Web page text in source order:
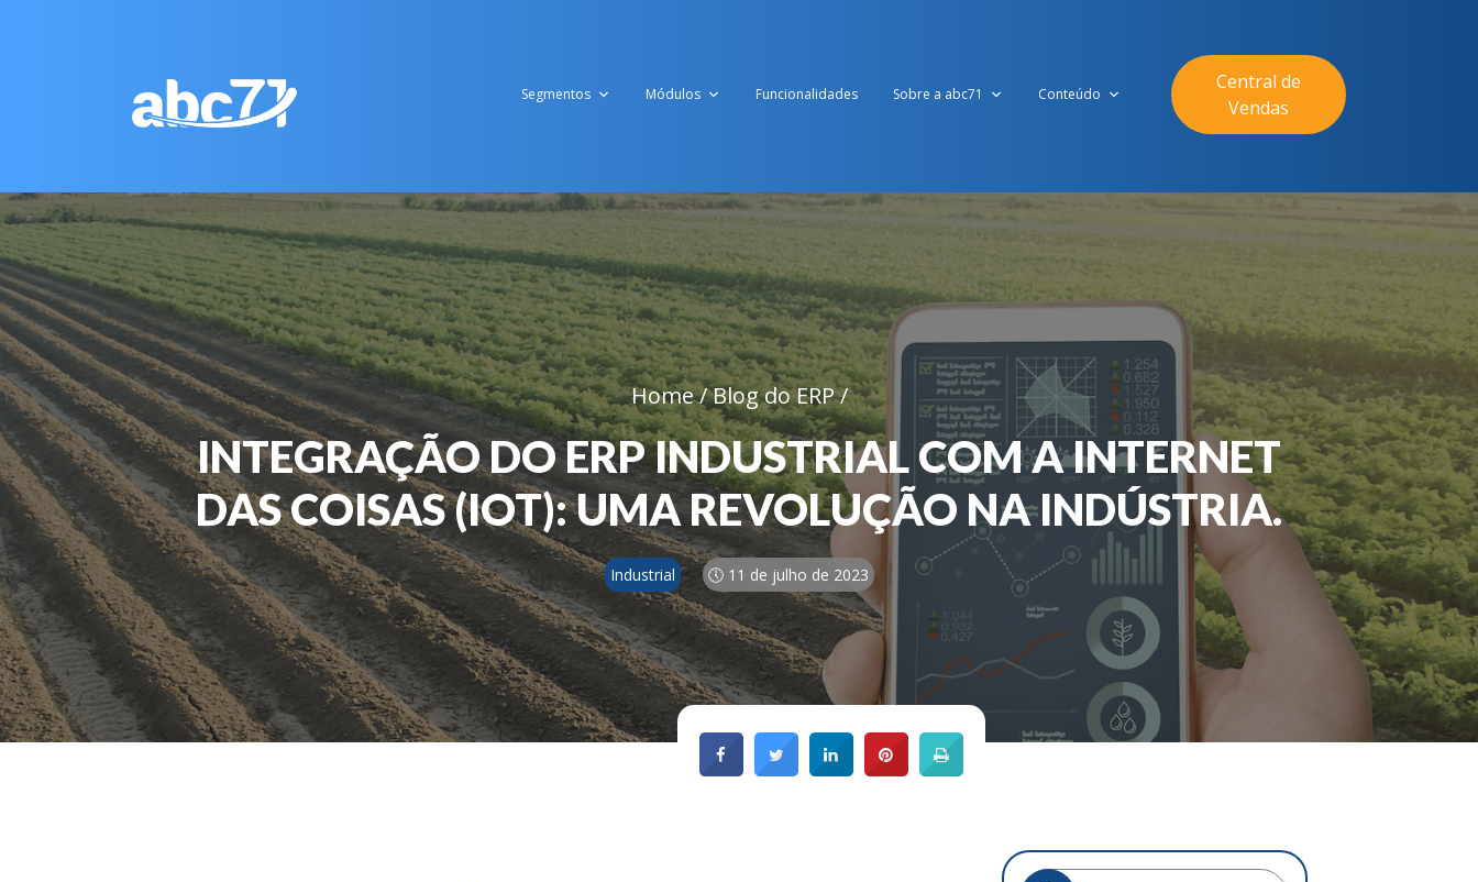
Segmentos Módulos Funcionalidades Sobre a abc71 Conteúdo
Central de
Vendas
Home /Blog do ERP /
INTEGRAÇÃO DO ERP INDUSTRIAL COM A INTERNET
DAS COISAS (IOT): UMA REVOLUÇÃO NA INDÚSTRIA.
🕔 11 de julho de 2023
Industrial